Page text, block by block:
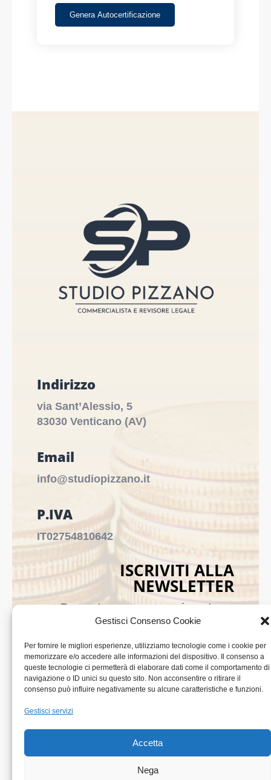
Gestisci Consenso Cookie
Per fornire le migliori esperienze, utilizziamo tecnologie come i cookie per
memorizzare e/o accedere alle informazioni del dispositivo. Il consenso a
queste tecnologie ci permetterà di elaborare dati come il comportamento di
navigazione o ID unici su questo sito. Non acconsentire o ritirare il
consenso può influire negativamente su alcune caratteristiche e funzioni.
Gestisci servizi
Accetta
Nega
Indirizzo
via Sant’Alessio, 5
83030 Venticano (AV)
Email
info@studiopizzano.it
P.IVA
IT02754810642
ISCRIVITI ALLA
NEWSLETTER
Per restare sempre aggiornato su
tutte le novità, clicca sul pulsante qui
ISCRIVITI ALLA